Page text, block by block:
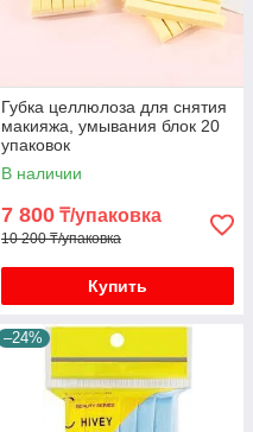
Губка целлюлоза для снятия
макияжа, умывания блок 20
упаковок
В наличии
7 800 ₸/упаковка
10 200 ₸/упаковка
Купить
–24%